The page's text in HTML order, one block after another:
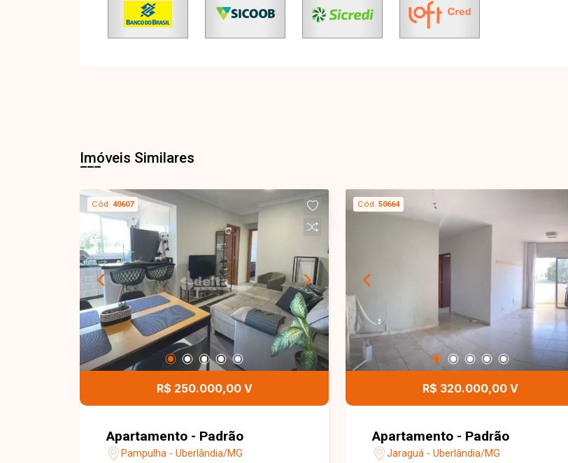
Imóveis Similares
Cód. 40607
R$ 250.000,00 V
Apartamento - Padrão
Pampulha - Uberlândia/MG
Cód. 50664
R$ 320.000,00 V
Apartamento - Padrão
Jaraguá - Uberlândia/MG